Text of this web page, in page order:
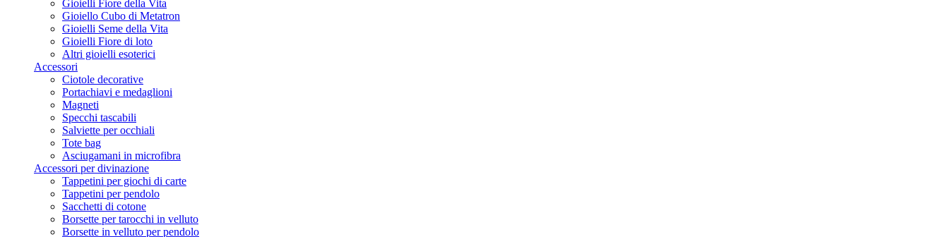
Gioielli Fiore della Vita
Gioiello Cubo di Metatron
Gioielli Seme della Vita
Gioielli Fiore di loto
Altri gioielli esoterici
Accessori
Ciotole decorative
Portachiavi e medaglioni
Magneti
Specchi tascabili
Salviette per occhiali
Tote bag
Asciugamani in microfibra
Accessori per divinazione
Tappetini per giochi di carte
Tappetini per pendolo
Sacchetti di cotone
Borsette per tarocchi in velluto
Borsette in velluto per pendolo